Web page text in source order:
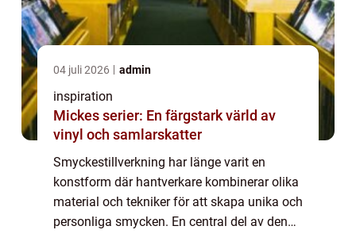
04 juli 2026 admin
inspiration
Mickes serier: En färgstark värld av
vinyl och samlarskatter
Smyckestillverkning har länge varit en
konstform där hantverkare kombinerar olika
material och tekniker för att skapa unika och
personliga smycken. En central del av denna